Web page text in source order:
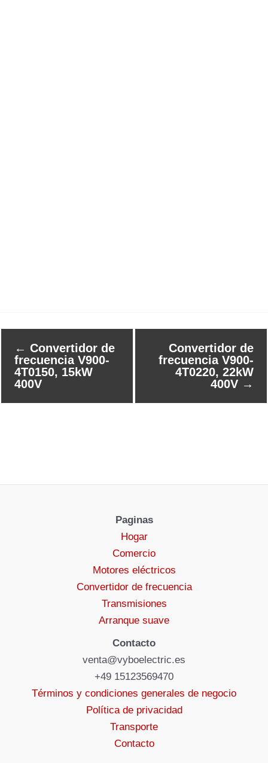
← Convertidor de
frecuencia V900-
4T0150, 15kW
400V
Convertidor de
frecuencia V900-
4T0220, 22kW
400V →
Paginas
Hogar
Comercio
Motores eléctricos
Convertidor de frecuencia
Transmisiones
Arranque suave
Contacto
venta@vyboelectric.es
+49 15123569470
Términos y condiciones generales de negocio
Política de privacidad
Transporte
Contacto